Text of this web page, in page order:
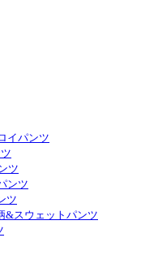
イパンツ
ツ
ンツ
ツ
&スウェットパンツ